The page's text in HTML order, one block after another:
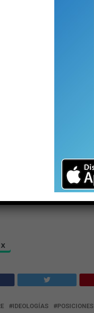
como medio es a
sino que es
decisiones.
Si bien
no es
en el corto plazo
Quizás la autopista
todos.
X
IDEOLOGÍAS POSICIONES